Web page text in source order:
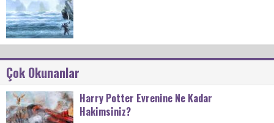
Çok Okunanlar
Harry Potter Evrenine Ne Kadar
Hakimsiniz?